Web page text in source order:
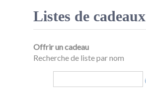
Listes de cadeaux
Offrir un cadeau
Recherche de liste par nom